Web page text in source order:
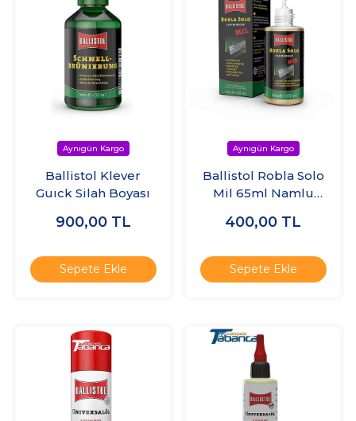
Ballistol Klever
Guıck Silah Boyası
900,00 TL
Sepete Ekle
Ballistol Robla Solo
Mil 65ml Namlu
400,00 TL
Sepete Ekle